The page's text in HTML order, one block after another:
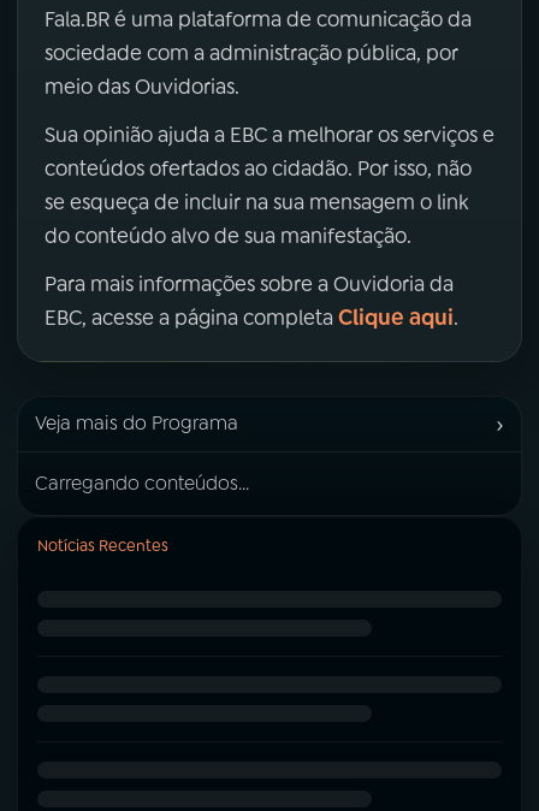
Fala.BR é uma plataforma de comunicação da
sociedade com a administração pública, por
meio das Ouvidorias.
Sua opinião ajuda a EBC a melhorar os serviços e
conteúdos ofertados ao cidadão. Por isso, não
se esqueça de incluir na sua mensagem o link
do conteúdo alvo de sua manifestação.
Para mais informações sobre a Ouvidoria da
EBC, acesse a página completa Clique aqui.
Veja mais do Programa ›
Carregando conteúdos...
Notícias Recentes